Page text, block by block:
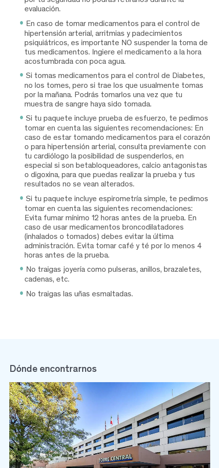
evaluación.
En caso de tomar medicamentos para el control de
hipertensión arterial, arritmias y padecimientos
psiquiátricos, es importante NO suspender la toma de
tus medicamentos. Ingiere el medicamento a la hora
acostumbrada con poca agua.
Si tomas medicamentos para el control de Diabetes,
no los tomes, pero si trae los que usualmente tomas
por la mañana. Podrás tomarlos una vez que tu
muestra de sangre haya sido tomada.
Si tu paquete incluye prueba de esfuerzo, te pedimos
tomar en cuenta las siguientes recomendaciones: En
caso de estar tomando medicamentos para el corazón
o para hipertensión arterial, consulta previamente con
tu cardiólogo la posibilidad de suspenderlos, en
especial si son betabloqueadores, calcio antagonistas
o digoxina, para que puedas realizar la prueba y tus
resultados no se vean alterados.
Si tu paquete incluye espirometría simple, te pedimos
tomar en cuenta las siguientes recomendaciones:
Evita fumar mínimo 12 horas antes de la prueba. En
caso de usar medicamentos broncodilatadores
(inhalados o tomados) debes evitar la última
administración. Evita tomar café y té por lo menos 4
horas antes de la prueba.
No traigas joyería como pulseras, anillos, brazaletes,
cadenas, etc.
No traigas las uñas esmaltadas.
Dónde encontrarnos